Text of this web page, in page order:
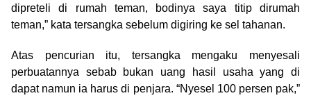
dipreteli di rumah teman, bodinya saya titip dirumah
teman,” kata tersangka sebelum digiring ke sel tahanan.
Atas pencurian itu, tersangka mengaku menyesali
perbuatannya sebab bukan uang hasil usaha yang di
dapat namun ia harus di penjara. “Nyesel 100 persen pak,”